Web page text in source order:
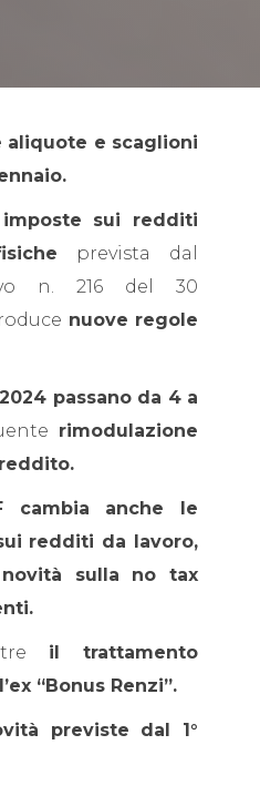
aliquote e scaglioni
sui redditi
prevista dal
n. 216 del 30
nuove regole
passano da 4 a
rimodulazione
cambia anche le
redditi da lavoro,
novità sulla no tax
il trattamento
“Bonus Renzi”.
previste dal 1°